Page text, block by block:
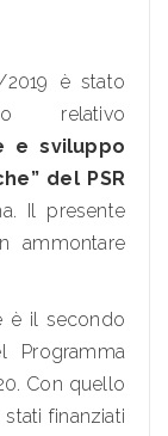
2019 è stato
relativo
e sviluppo
del PSR
Il presente
ammontare
è il secondo
Programma
Con quello
finanziati